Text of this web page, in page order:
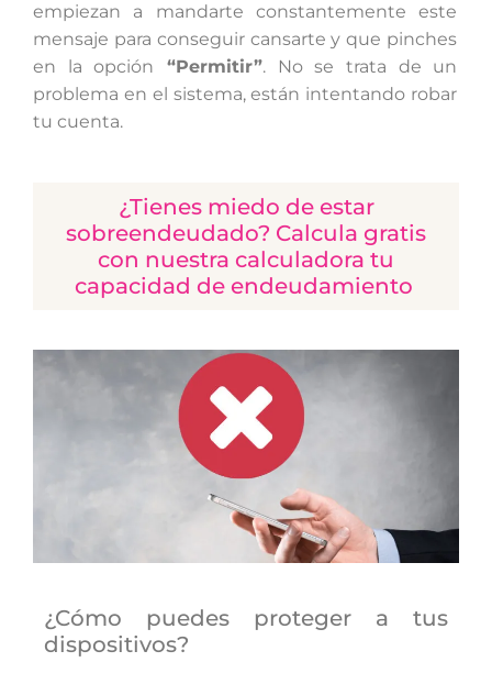
empiezan a mandarte constantemente este
mensaje para conseguir cansarte y que pinches
en la opción “Permitir”. No se trata de un
problema en el sistema, están intentando robar
tu cuenta.
¿Tienes miedo de estar
sobreendeudado? Calcula gratis
con nuestra calculadora tu
capacidad de endeudamiento
¿Cómo puedes proteger a tus
dispositivos?